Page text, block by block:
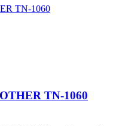
TN-1060